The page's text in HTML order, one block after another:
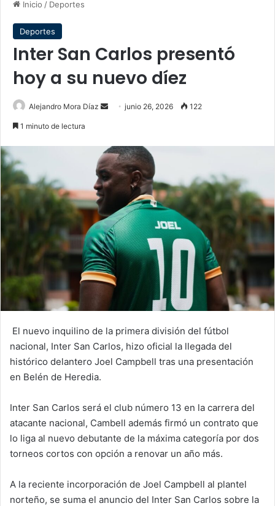
Inicio / Deportes
Deportes
Inter San Carlos presentó
hoy a su nuevo díez
Alejandro Mora Díaz
Sendjunio 26, 2026 122
1 minuto de lectura
El nuevo inquilino de la primera división del fútbol
nacional, Inter San Carlos, hizo oficial la llegada del
histórico delantero Joel Campbell tras una presentación
en Belén de Heredia.
Inter San Carlos será el club número 13 en la carrera del
atacante nacional, Cambell además firmó un contrato que
lo liga al nuevo debutante de la máxima categoría por dos
torneos cortos con opción a renovar un año más.
A la reciente incorporación de Joel Campbell al plantel
norteño, se suma el anuncio del Inter San Carlos sobre la